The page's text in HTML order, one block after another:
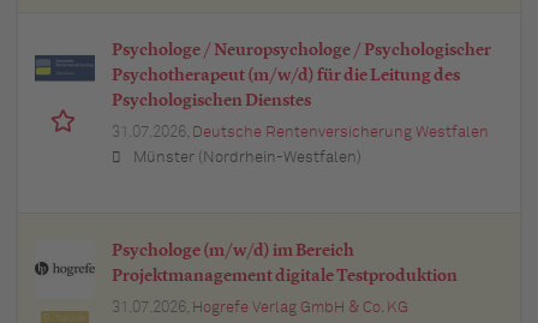
Psychologe / Neuropsychologe / Psychologischer
Psychotherapeut (m/w/d) für die Leitung des
Psychologischen Dienstes
31.07.2026, Deutsche Rentenversicherung Westfalen
Münster (Nordrhein-Westfalen)
Psychologe (m/w/d) im Bereich
Projektmanagement digitale Testproduktion
31.07.2026, Hogrefe Verlag GmbH & Co. KG